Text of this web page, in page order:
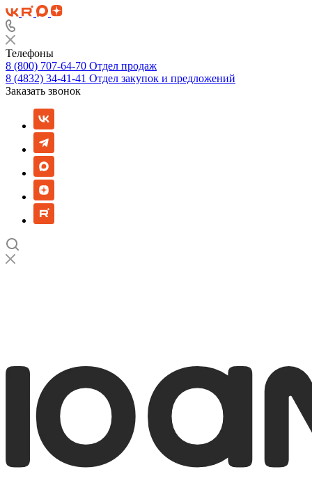
Телефоны
8 (800) 707-64-70 Отдел продаж
8 (4832) 34-41-41 Отдел закупок и предложений
Заказать звонок